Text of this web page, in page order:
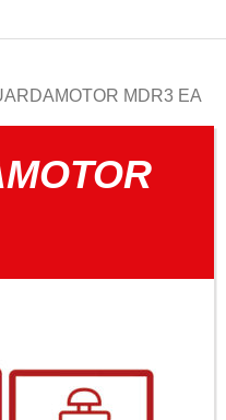
MDR3 EA